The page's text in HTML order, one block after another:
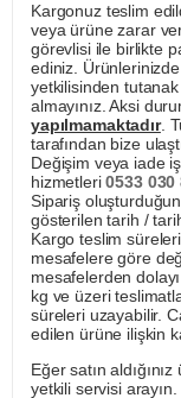
Kargonuz teslim
veya ürüne zarar
görevlisi ile birlikte
ediniz.
yetkilisinden
almayınız. Aksi
yapılmamaktadır.
tarafından bize
Değişim veya iade
hizmetleri0533 030
Sipariş
gösterilen tarih /
Kargo teslim
mesafelere göre
mesafelerden
kg ve üzeri
süreleri uzayabilir.
edilen ürüne ilişkin
Eğer satın
yetkili servisi